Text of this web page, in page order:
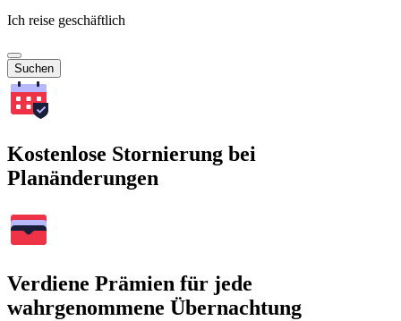
Ich reise geschäftlich
Suchen
Kostenlose Stornierung bei
Planänderungen
Verdiene Prämien für jede
wahrgenommene Übernachtung